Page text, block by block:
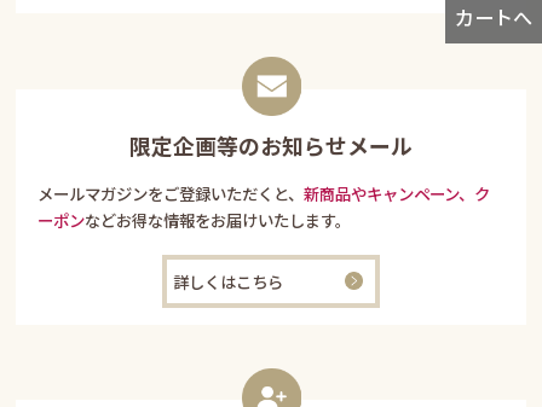
カートへ
限定企画等のお知らせメール
メールマガジンをご登録いただくと、新商品やキャンペーン、ク
ーポンなどお得な情報をお届けいたします。
詳しくはこちら